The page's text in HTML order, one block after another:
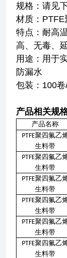
规格：请见
材质：
特点： 耐高
高、无毒、
用途：用于
防漏水
包装：100
产品相关规
产品名称
PTFE聚四氟乙
生料带
PTFE聚四氟乙
生料带
PTFE聚四氟乙
生料带
PTFE聚四氟乙
生料带
PTFE聚四氟乙
生料带
PTFE聚四氟乙
生料带